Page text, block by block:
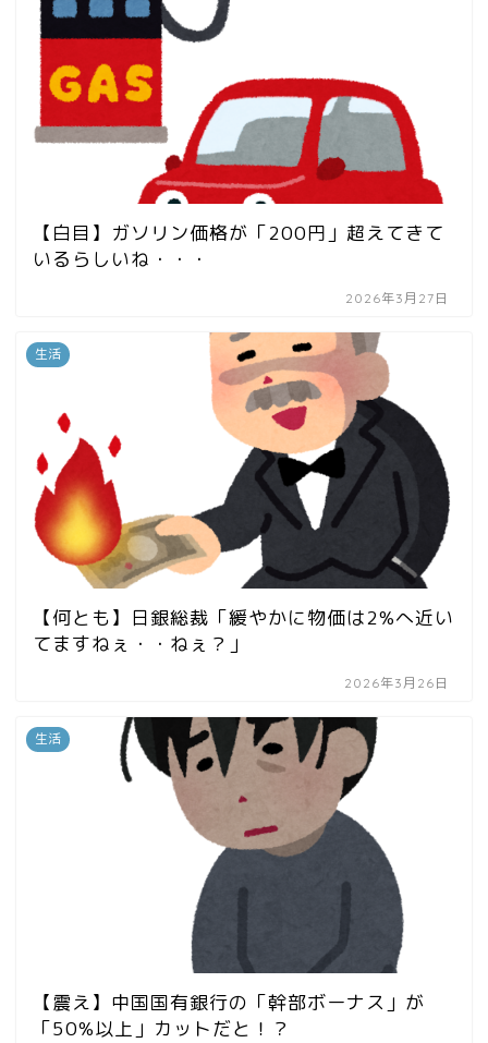
【白目】ガソリン価格が「200円」超えてきて
いるらしいね・・・
2026年3月27日
生活
【何とも】日銀総裁「緩やかに物価は2%へ近い
てますねぇ・・ねぇ？」
2026年3月26日
生活
【震え】中国国有銀行の「幹部ボーナス」が
「50%以上」カットだと！？